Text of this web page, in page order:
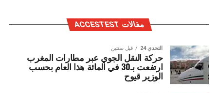
مقالات ACCESTEST
التحدي 24 قبل سنتين
حركة النقل الجوي عبر مطارات المغرب
ارتفعت بـ30 في المائة هذا العام بحسب
الوزير قيوح